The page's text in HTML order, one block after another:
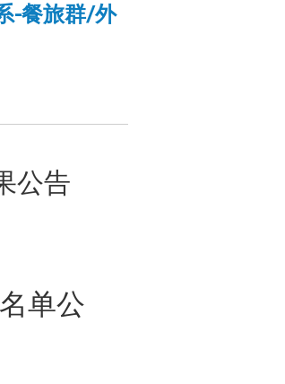
-餐旅群/外
公告
单公